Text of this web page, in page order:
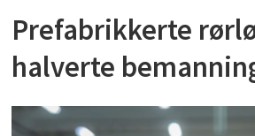
Prefabrikkerte
halverte